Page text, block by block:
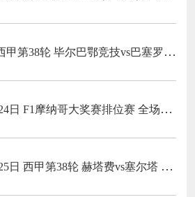
第38轮 毕尔巴鄂竞技vs巴塞罗那 全场录像
F1摩纳哥大奖赛排位赛 全场录像回放
西甲第38轮 赫塔费vs塞尔塔 全场录像回放